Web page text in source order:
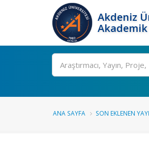
Akdeniz
Ara
ANA SAYFA SON EKLENEN